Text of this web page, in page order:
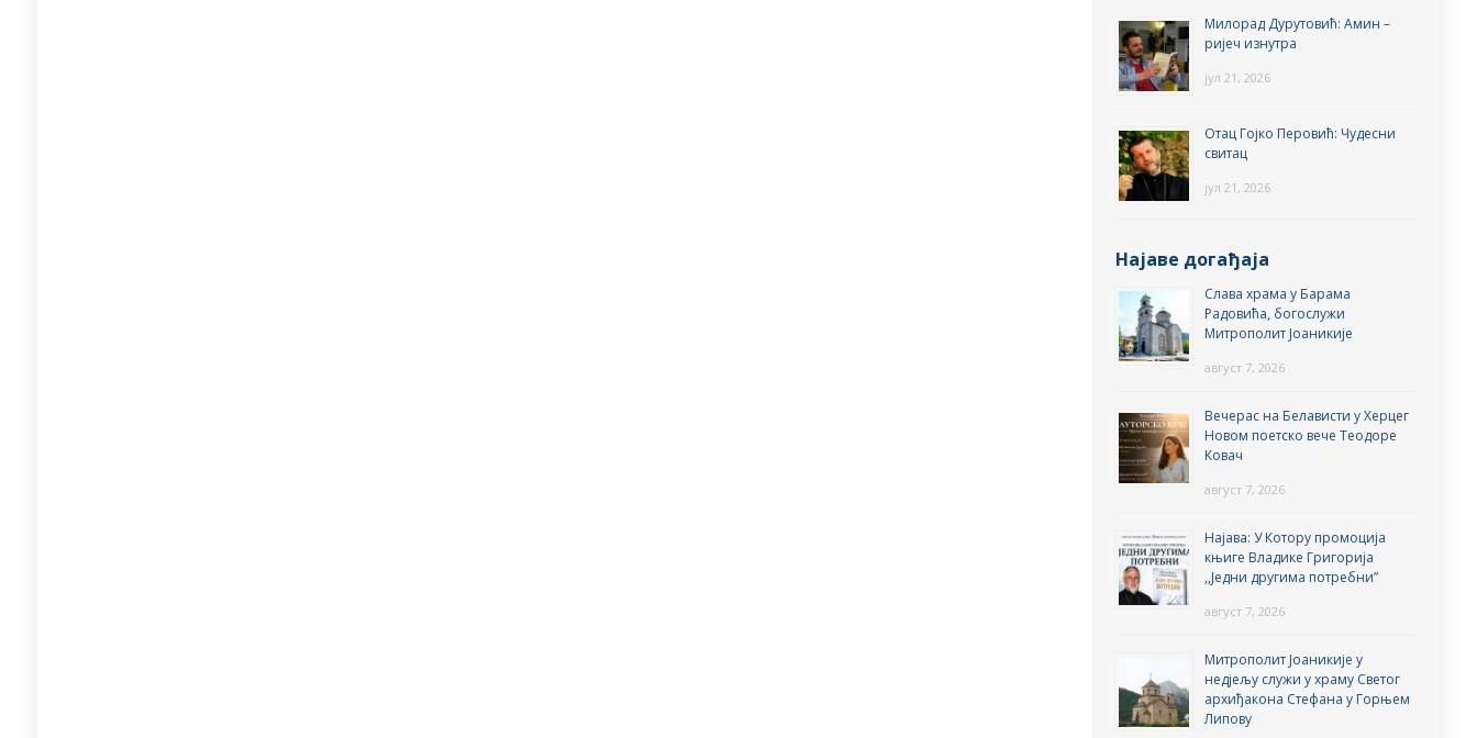
Милорад Дурутовић: Амин –
ријеч изнутра
јул 21, 2026
Отац Гојко Перовић: Чудесни
свитац
јул 21, 2026
Најаве догађаја
Слава храма у Барама
Радовића, богослужи
Митрополит Јоаникије
август 7, 2026
Вечерас на Белависти у Херцег
Новом поетско вече Теодоре
Ковач
август 7, 2026
Најава: У Котору промоција
књиге Владике Григорија
,,Једни другима потребни”
август 7, 2026
Митрополит Јоаникије у
недјељу служи у храму Светог
архиђакона Стефана у Горњем
Липову